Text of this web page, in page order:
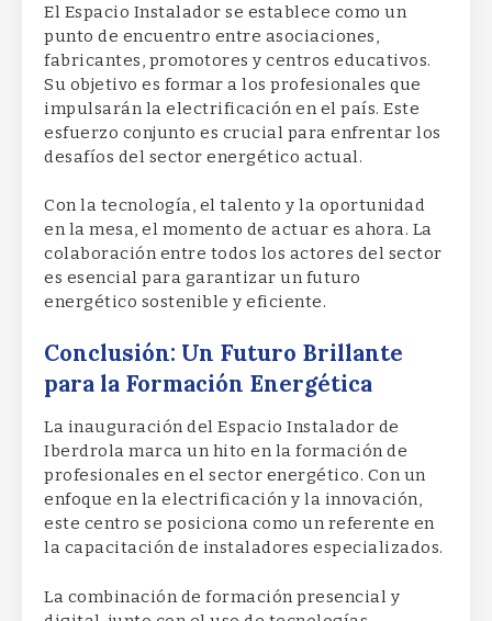
El Espacio Instalador se establece como un
punto de encuentro entre asociaciones,
fabricantes, promotores y centros educativos.
Su objetivo es formar a los profesionales que
impulsarán la electrificación en el país. Este
esfuerzo conjunto es crucial para enfrentar los
desafíos del sector energético actual.
Con la tecnología, el talento y la oportunidad
en la mesa, el momento de actuar es ahora. La
colaboración entre todos los actores del sector
es esencial para garantizar un futuro
energético sostenible y eficiente.
Conclusión: Un Futuro Brillante
para la Formación Energética
La inauguración del Espacio Instalador de
Iberdrola marca un hito en la formación de
profesionales en el sector energético. Con un
enfoque en la electrificación y la innovación,
este centro se posiciona como un referente en
la capacitación de instaladores especializados.
La combinación de formación presencial y